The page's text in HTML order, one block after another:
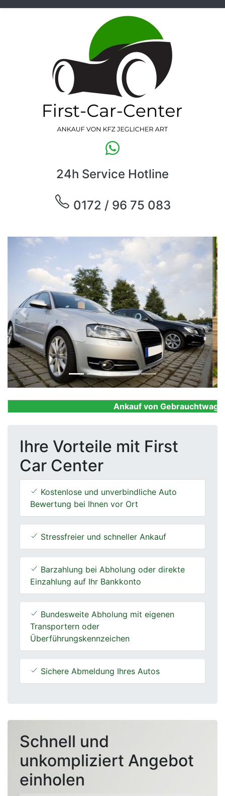
24h Service Hotline
0172 / 96 75 083
Previous Next
Ankauf von
Ihre Vorteile mit First
Car Center
Kostenlose und unverbindliche Auto
Bewertung bei Ihnen vor Ort
Stressfreier und schneller Ankauf
Barzahlung bei Abholung oder direkte
Einzahlung auf Ihr Bankkonto
Bundesweite Abholung mit eigenen
Transportern oder
Überführungskennzeichen
Sichere Abmeldung Ihres Autos
Schnell und
unkompliziert Angebot
einholen